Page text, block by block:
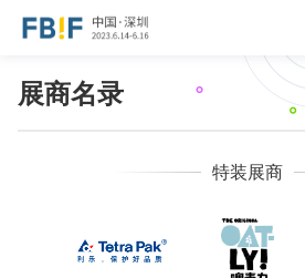
展商名录
特装展商